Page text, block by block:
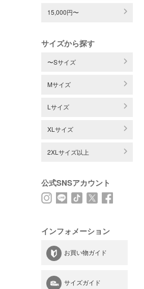
15,000円〜
サイズから探す
〜Sサイズ
Mサイズ
Lサイズ
XLサイズ
2XLサイズ以上
公式SNSアカウント
インフォメーション
お買い物ガイド
サイズガイド